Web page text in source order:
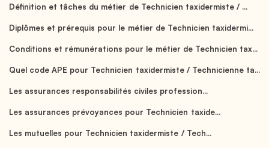
Définition et tâches du métier de Technicien taxidermiste / ...
Diplômes et prérequis pour le métier de Technicien taxidermi...
Conditions et rémunérations pour le métier de Technicien tax...
Quel code APE pour Technicien taxidermiste / Technicienne ta...
Les assurances responsabilités civiles profession...
Les assurances prévoyances pour Technicien taxide...
Les mutuelles pour Technicien taxidermiste / Tech...